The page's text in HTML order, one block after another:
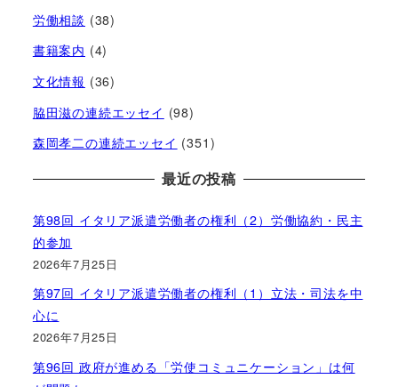
労働相談 (38)
書籍案内 (4)
文化情報 (36)
脇田滋の連続エッセイ (98)
森岡孝二の連続エッセイ (351)
最近の投稿
第98回 イタリア派遣労働者の権利（2）労働協約・民主
的参加
2026年7月25日
第97回 イタリア派遣労働者の権利（1）立法・司法を中
心に
2026年7月25日
第96回 政府が進める「労使コミュニケーション」は何